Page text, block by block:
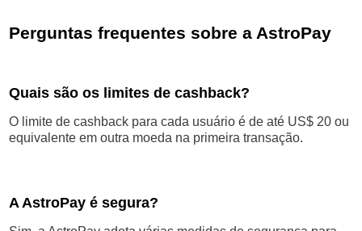
Perguntas frequentes sobre a AstroPay
Quais são os limites de cashback?
O limite de cashback para cada usuário é de até US$ 20 ou
equivalente em outra moeda na primeira transação.
A AstroPay é segura?